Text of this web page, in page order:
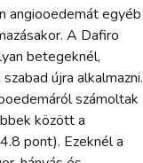
angiooedemát egyéb
A Dafiro
betegeknél,
újra alkalmazni.
számoltak
között a
pont). Ezeknél a